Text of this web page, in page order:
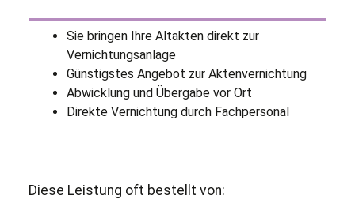
Sie bringen Ihre Altakten direkt zur
Vernichtungsanlage
Günstigstes Angebot zur Aktenvernichtung
Abwicklung und Übergabe vor Ort
Direkte Vernichtung durch Fachpersonal
Diese Leistung oft bestellt von: